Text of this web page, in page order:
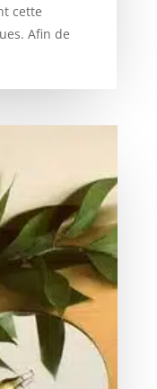
cette
Afin de